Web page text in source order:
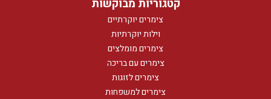
קטגוריות מבוקשות
צימרים יוקרתיים
וילות יוקרתיות
צימרים מומלצים
צימרים עם בריכה
צימרים לזוגות
צימרים למשפחות